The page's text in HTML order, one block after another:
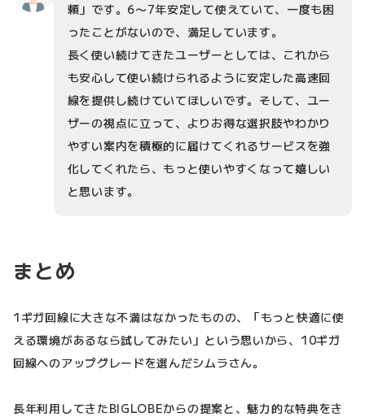
頼」です。6〜7年安定して使えていて、一度も困
ったことがないので、満足しています。
長く使い続けてきたユーザーとしては、これから
も安心して使い続けられるように安定した高速回
線を提供し続けていてほしいです。そして、ユー
ザーの視点に立って、よりお得な選択肢やわかり
やすい案内を積極的に届けてくれるサービスを強
化してくれたら、もっと使いやすくなって嬉しい
と思います。
まとめ
1ギガ回線に大きな不満はなかったものの、「もっと快適に使
える環境があるなら試してみたい」という思いから、10ギガ
回線へのアップグレードを選んだシムラさん。
長年利用してきたBIGLOBEからの提案と、魅力的な特典をき